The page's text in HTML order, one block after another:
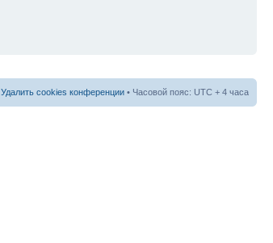
Удалить cookies конференции • Часовой пояс: UTC + 4 часа